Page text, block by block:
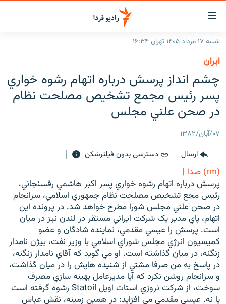
لینک‌های
قابلیت
دسترسی
بازگشت
منوی
اصلی
رفتن
صفحه
ایران
جهان
رادیو
گزارش‌های تصویری
گزارش‌های ویدئویی
زنان فردا
English
به ما بپیوندید
زبان‌های دیگر
شنبه ۱۷ مرداد ۱۴۰۵ تهران ۱۶:۳۴
ايران
چشم انداز پرسش درباره اتهام رشوه خواري
پسر رئيس مجمع تشخيص مصلحت نظام
در صحن علني مجلس
۰۷/آبان/۱۳۸۲
ارسال
دسترسی بدون فیلترشکن
(rm) صدا
|
پرسش درباره اتهام رشوه خواري پسر اکبر هاشمي رفسنجاني،
رئيس مجع تشخيص مصلحت نظام جمهوري اسلامي، سرانجام
در صحن علني مجلس شورا مطرح خواهد شد. در پرونده اين
اتهام، پاي مدير يک شرکت ايراني مستقر در لندن نيز در ميان
است. پرسش را عيسي مقدمي، نماينده شادگان و عضو
کميسيون انرژي مجلس شوراي اسلامي با وزير نفت، بيژن نامدار
زنگنه، در ميان گذاشته است. او مي گويد که آقاي نامدار زنگنه،
در پاسخ به من صرفا مشتي از شنيده هايش را در ميان گذاشت،
و سرانجام روشن نکرد که آيا مديرعامل بهينه سازي مصرف
سوخت، از شرکت نروژي استات اويل Statoil رشوه گرفته است
يا نه. عيسي مقدمي مي افزايد: در همين زمينه، نقش عباس